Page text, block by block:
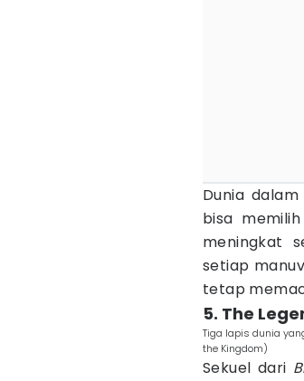
Dunia
bisa
meningkat
setiap
tetap
5. The
Tiga lapis dunia
the Kingdom)
Sekuel dari